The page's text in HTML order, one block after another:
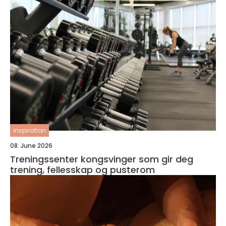
inspiration
08. June 2026
Treningssenter kongsvinger som gir deg
trening, fellesskap og pusterom